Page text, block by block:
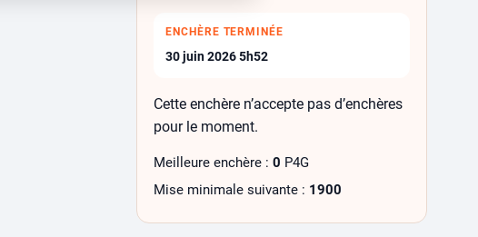
ENCHÈRE TERMINÉE
30 juin 2026 5h52
Cette enchère n’accepte pas d’enchères
pour le moment.
Meilleure enchère : 0 P4G
Mise minimale suivante : 1900